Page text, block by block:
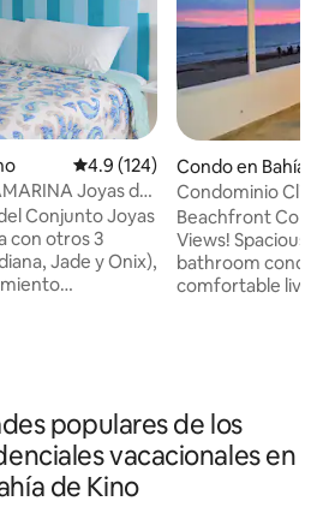
Calificación promedio: 4.9 de
4.9 (124)
Joyas de
Conjunto Joyas
con otros 3
Jade y Onix),
2 baños -Sala con
cocina equipada
Condo en Bahía
Condominio
Beachfront
Views! Spacious 3-bedroom, 2.5-
bathroom condo
comfortable
WiFi. A convenience/beer store is right
across the street
Once you
populares de los
vacacionales en
de Kino